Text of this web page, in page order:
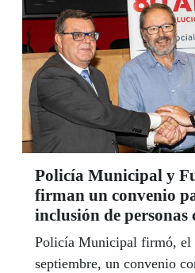
Policía Municipal y
firman un convenio
inclusión de personas
Policía Municipal firmó, el
septiembre, un convenio